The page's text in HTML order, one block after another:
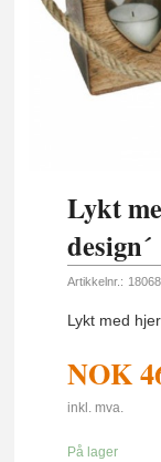
Lykt
design´
Artikkelnr.:
Lykt med
NOK
inkl. mva.
På lager